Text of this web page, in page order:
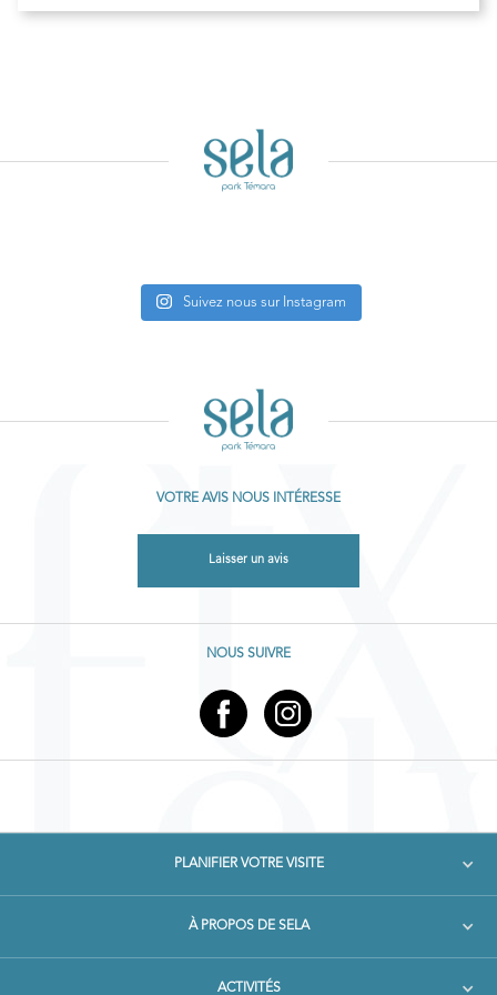
Suivez nous sur Instagram
VOTRE AVIS NOUS INTÉRESSE
Laisser un avis
NOUS SUIVRE
PLANIFIER VOTRE VISITE
À PROPOS DE SELA
ACTIVITÉS